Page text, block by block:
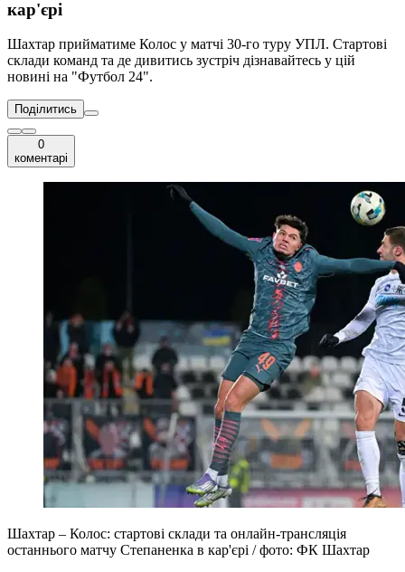
кар'єрі
Шахтар прийматиме Колос у матчі 30-го туру УПЛ. Стартові
склади команд та де дивитись зустріч дізнавайтесь у цій
новині на "Футбол 24".
Поділитись
0
коментарі
Шахтар – Колос: стартові склади та онлайн-трансляція
останнього матчу Степаненка в кар'єрі / фото: ФК Шахтар